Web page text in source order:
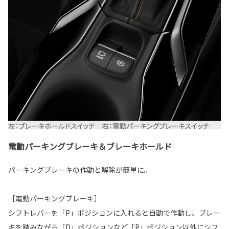
電動パーキングブレーキ＆ブレーキホールド
パーキングブレーキの作動と解除が簡単に。
［電動パーキングブレーキ］
シフトレバーを「P」ポジションに入れると自動で作動し、ブレー